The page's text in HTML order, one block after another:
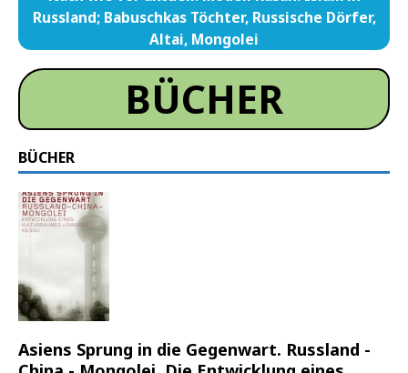
Russland; Babuschkas Töchter, Russische Dörfer,
Altai, Mongolei
BÜCHER
BÜCHER
Asiens Sprung in die Gegenwart. Russland -